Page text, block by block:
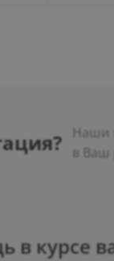
Наши
в Ваш
в курсе